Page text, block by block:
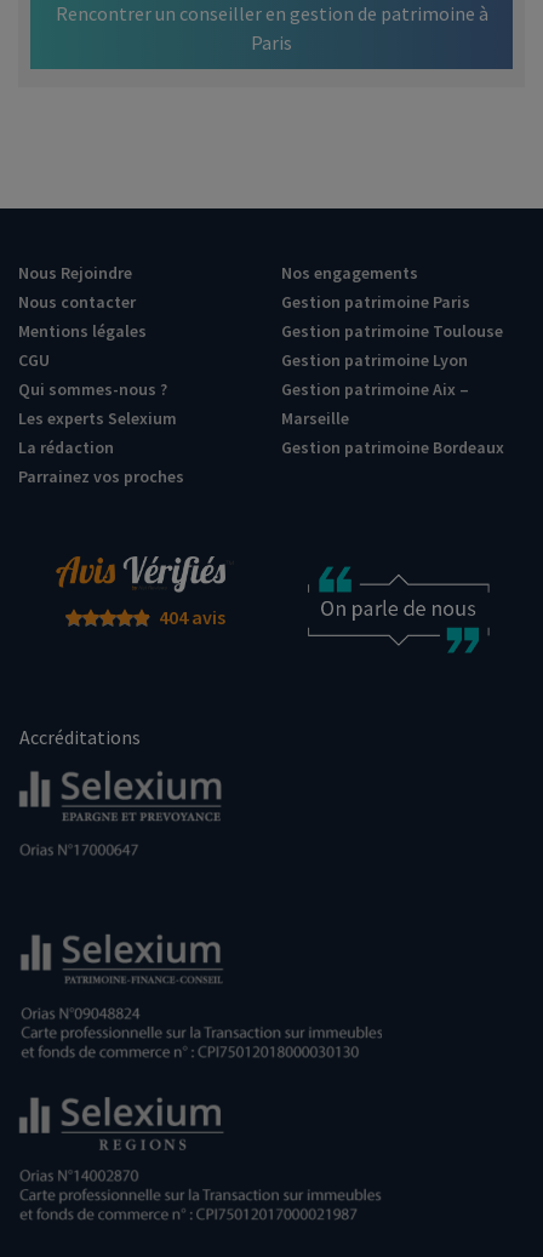
Rencontrer un conseiller en gestion de patrimoine à
Paris
Nous Rejoindre
Nous contacter
Mentions légales
CGU
Qui sommes-nous ?
Les experts Selexium
La rédaction
Parrainez vos proches
Nos engagements
Gestion patrimoine Paris
Gestion patrimoine Toulouse
Gestion patrimoine Lyon
Gestion patrimoine Aix –
Marseille
Gestion patrimoine Bordeaux
404 avis
Accréditations